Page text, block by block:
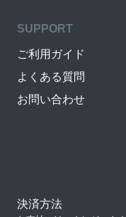
SUPPORT
ご利用ガイド
よくある質問
お問い合わせ
決済方法